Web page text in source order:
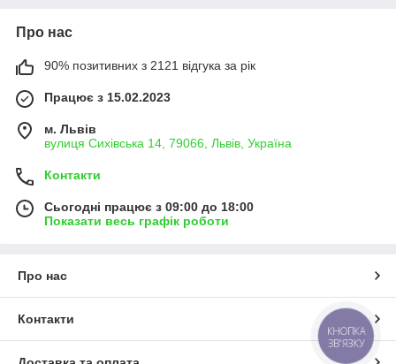
Про нас
90% позитивних з 2121 відгука за рік
Працює з 15.02.2023
м. Львів
вулиця Сихівська 14, 79066, Львів, Україна
Контакти
Сьогодні працює з 09:00 до 18:00
Показати весь графік роботи
Про нас
Контакти
КНОПКА
ЗВ'ЯЗКУ